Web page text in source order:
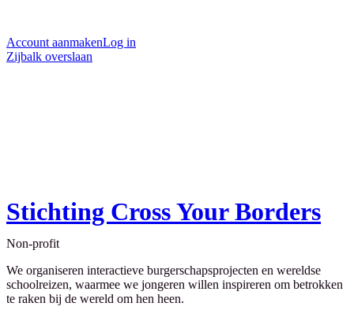
Account aanmakenLog in
Zijbalk overslaan
Stichting Cross Your Borders
Non-profit
We organiseren interactieve burgerschapsprojecten en wereldse
schoolreizen, waarmee we jongeren willen inspireren om betrokken
te raken bij de wereld om hen heen.